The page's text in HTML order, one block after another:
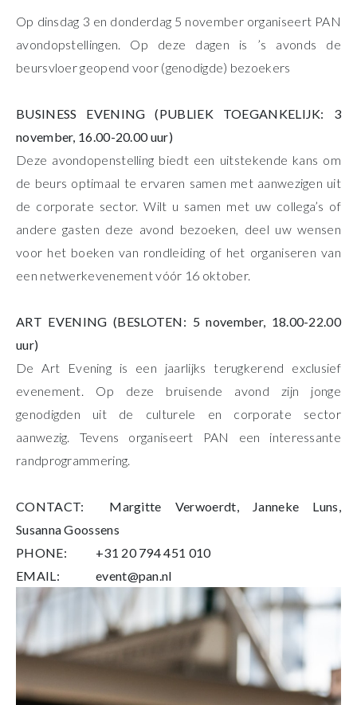
Op dinsdag 3 en donderdag 5 november organiseert PAN
avondopstellingen. Op deze dagen is ’s avonds de
beursvloer geopend voor (genodigde) bezoekers
BUSINESS EVENING (PUBLIEK TOEGANKELIJK: 3
november, 16.00-20.00 uur)
Deze avondopenstelling biedt een uitstekende kans om
de beurs optimaal te ervaren samen met aanwezigen uit
de corporate sector. Wilt u samen met uw collega’s of
andere gasten deze avond bezoeken, deel uw wensen
voor het boeken van rondleiding of het organiseren van
een netwerkevenement vóór 16 oktober.
ART EVENING (BESLOTEN: 5 november, 18.00-22.00
uur)
De Art Evening is een jaarlijks terugkerend exclusief
evenement. Op deze bruisende avond zijn jonge
genodigden uit de culturele en corporate sector
aanwezig. Tevens organiseert PAN een interessante
randprogrammering.
CONTACT:
Margitte Verwoerdt, Janneke Luns,
Susanna Goossens
PHONE:
+31 20 794 451 010
EMAIL:
event@pan.nl